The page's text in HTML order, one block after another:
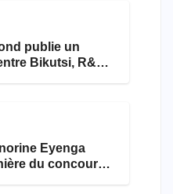
publie un
Bikutsi, R&B
Eyenga
du concours